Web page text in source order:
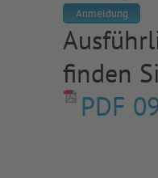
Anmeldung
finden
PDF